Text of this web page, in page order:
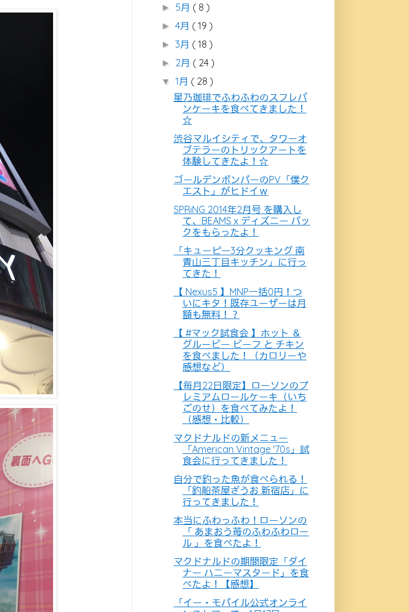
► 5月 ( 8 )
►4月 ( 19 )
►3月 ( 18 )
► 2月 ( 24 )
▼1月 ( 28 )
星乃珈琲でふわふわのスフレパ
ンケーキを食べてきました！
☆
渋谷マルイシティで、タワーオ
ブテラーのトリックアートを
体験してきたよ！☆
ゴールデンボンバーのPV「僕ク
エスト」がヒドイｗ
SPRiNG 2014年2月号 を購入し
て、BEAMS x ディズニー バッ
クをもらったよ！
「キューピー3分クッキング 南
青山三丁目キッチン」に行っ
てきた！
【 Nexus5 】MNP一括0円！つ
いにキタ！既存ユーザーは月
額も無料！？
【 #マック試食会 】ホット ＆
グルービー ビーフ と チキン
を食べました！（カロリーや
感想など）
【毎月22日限定】ローソンのプ
レミアムロールケーキ（いち
ごのせ）を食べてみたよ！
（感想・比較）
マクドナルドの新メニュー
「American Vintage '70s」試
食会に行ってきました！
自分で釣った魚が食べられる！
「釣船茶屋ざうお 新宿店」に
行ってきました！
本当にふわっふわ！ローソンの
「 あまおう苺のふわふわロー
ル 」を食べたよ！
マクドナルドの期間限定「ダイ
ナー ハニーマスタード」を食
べたよ！【感想】
「イー・モバイル公式オンライ